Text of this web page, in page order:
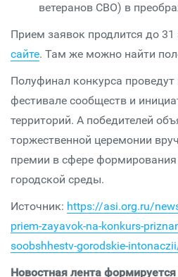
ветеранов СВО) в
Прием заявок продлится до 31
сайте. Там же можно найти
Полуфинал конкурса
фестивале сообществ и
территорий. А победителей
торжественной церемонии
премии в сфере
городской среды.
Источник: https://asi.org.ru/
priem-zayavok-na-konkurs-
soobshhestv-gorodskie-
Новостная лента